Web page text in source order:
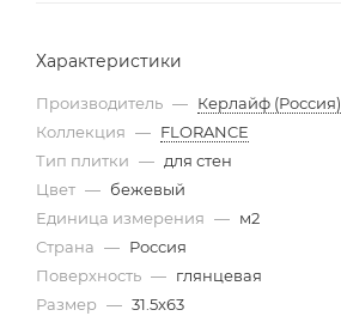
Характеристики
Производитель — Керлайф (Россия)
Коллекция — FLORANCE
Тип плитки — для стен
Цвет — бежевый
Единица измерения — м2
Страна — Россия
Поверхность — глянцевая
Размер — 31.5x63